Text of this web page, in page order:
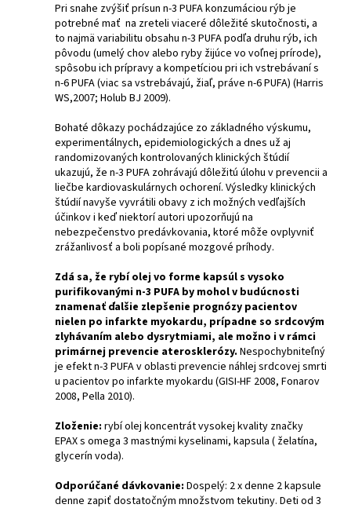
Pri snahe zvýšiť prísun n-3 PUFA konzumáciou rýb je
potrebné mať na zreteli viaceré dôležité skutočnosti, a
to najmä variabilitu obsahu n-3 PUFA podľa druhu rýb, ich
pôvodu (umelý chov alebo ryby žijúce vo voľnej prírode),
spôsobu ich prípravy a kompetíciou pri ich vstrebávaní s
n-6 PUFA (viac sa vstrebávajú, žiaľ, práve n-6 PUFA) (Harris
WS,2007; Holub BJ 2009).
Bohaté dôkazy pochádzajúce zo základného výskumu,
experimentálnych, epidemiologických a dnes už aj
randomizovaných kontrolovaných klinických štúdií
ukazujú, že n-3 PUFA zohrávajú dôležitú úlohu v prevencii a
liečbe kardiovaskulárnych ochorení. Výsledky klinických
štúdií navyše vyvrátili obavy z ich možných vedľajších
účinkov i keď niektorí autori upozorňujú na
nebezpečenstvo predávkovania, ktoré môže ovplyvniť
zrážanlivosť a boli popísané mozgové príhody.
Zdá sa, že rybí olej vo forme kapsúl s vysoko
purifikovanými n-3 PUFA by mohol v budúcnosti
znamenať ďalšie zlepšenie prognózy pacientov
nielen po infarkte myokardu, prípadne so srdcovým
zlyhávaním alebo dysrytmiami, ale možno i v rámci
primárnej prevencie aterosklerózy. Nespochybniteľný
je efekt n-3 PUFA v oblasti prevencie náhlej srdcovej smrti
u pacientov po infarkte myokardu (GISI-HF 2008, Fonarov
2008, Pella 2010).
Zloženie: rybí olej koncentrát vysokej kvality značky
EPAX s omega 3 mastnými kyselinami, kapsula ( želatína,
glycerín voda).
Odporúčané dávkovanie: Dospelý: 2 x denne 2 kapsule
denne zapiť dostatočným množstvom tekutiny. Deti od 3